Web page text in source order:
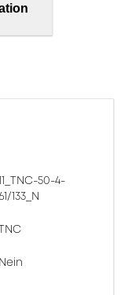
50-4-
133_N
Nein